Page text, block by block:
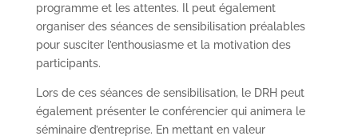
programme et les attentes. Il peut également
organiser des séances de sensibilisation préalables
pour susciter l’enthousiasme et la motivation des
participants.
Lors de ces séances de sensibilisation, le DRH peut
également présenter le conférencier qui animera le
séminaire d’entreprise. En mettant en valeur